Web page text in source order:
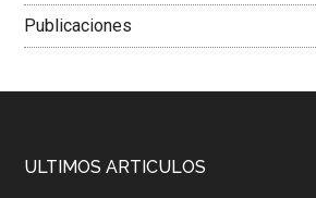
Publicaciones
ULTIMOS ARTICULOS